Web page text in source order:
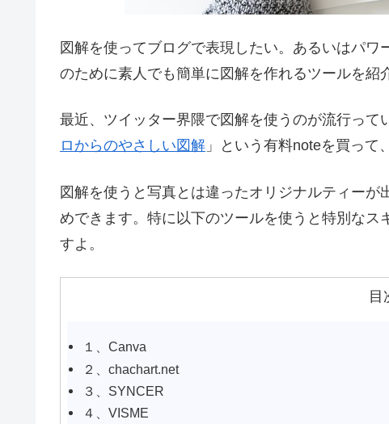
図解を使ってブログで表現したい。あるいはパ
のために素人でも簡単に図解を作れるツールを紹
最近、ツイッター界隈で図解を使うのが流行って
ロからのやさしい図解 」という有料noteを買って
図解を使うと写真とは違ったオリジナルティー
めできます。特に以下のツールを使うと特別なス
すよ。
目
１、Canva
２、chachart.net
３、SYNCER
４、VISME